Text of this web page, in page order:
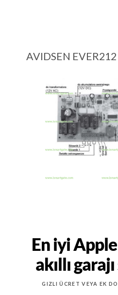
AVIDSEN EVER212
En iyi
akıllı
GIZLI ÜCRET VEYA EK